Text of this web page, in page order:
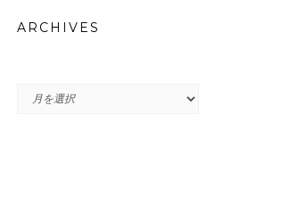
ARCHIVES
ARCHIVES